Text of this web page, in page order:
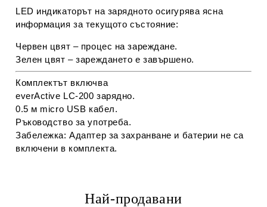
LED индикаторът на зарядното осигурява ясна
информация за текущото състояние:
Червен цвят – процес на зареждане.
Зелен цвят – зареждането е завършено.
Комплектът включва
everActive LC-200 зарядно.
0.5 м micro USB кабел.
Ръководство за употреба.
Забележка: Адаптер за захранване и батерии не са
включени в комплекта.
Най-продавани